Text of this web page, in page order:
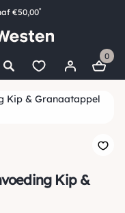
€50,00*
Klarna
voorraad
0
Kip &